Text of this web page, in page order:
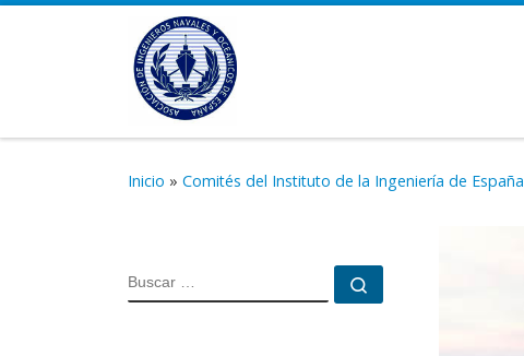
Saltar al contenido
Inicio » Comités del Instituto de la Ingeniería de España
BUSCAR